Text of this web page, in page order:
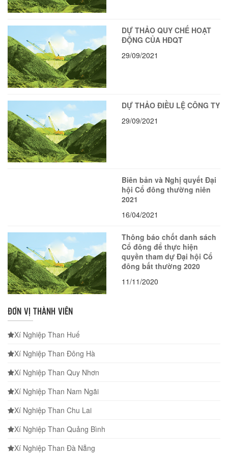
DỰ THẢO QUY CHẾ HOẠT
ĐỘNG CỦA HĐQT
29/09/2021
DỰ THẢO ĐIỀU LỆ CÔNG TY
29/09/2021
Biên bản và Nghị quyết Đại
hội Cổ đông thường niên
2021
16/04/2021
Thông báo chốt danh sách
Cổ đông để thực hiện
quyền tham dự Đại hội Cổ
đông bất thường 2020
11/11/2020
ĐƠN VỊ THÀNH VIÊN
Xí Nghiệp Than Huế
Xí Nghiệp Than Đông Hà
Xí Nghiệp Than Quy Nhơn
Xí Nghiệp Than Nam Ngãi
Xí Nghiệp Than Chu Lai
Xí Nghiệp Than Quảng Bình
Xí Nghiệp Than Đà Nẵng